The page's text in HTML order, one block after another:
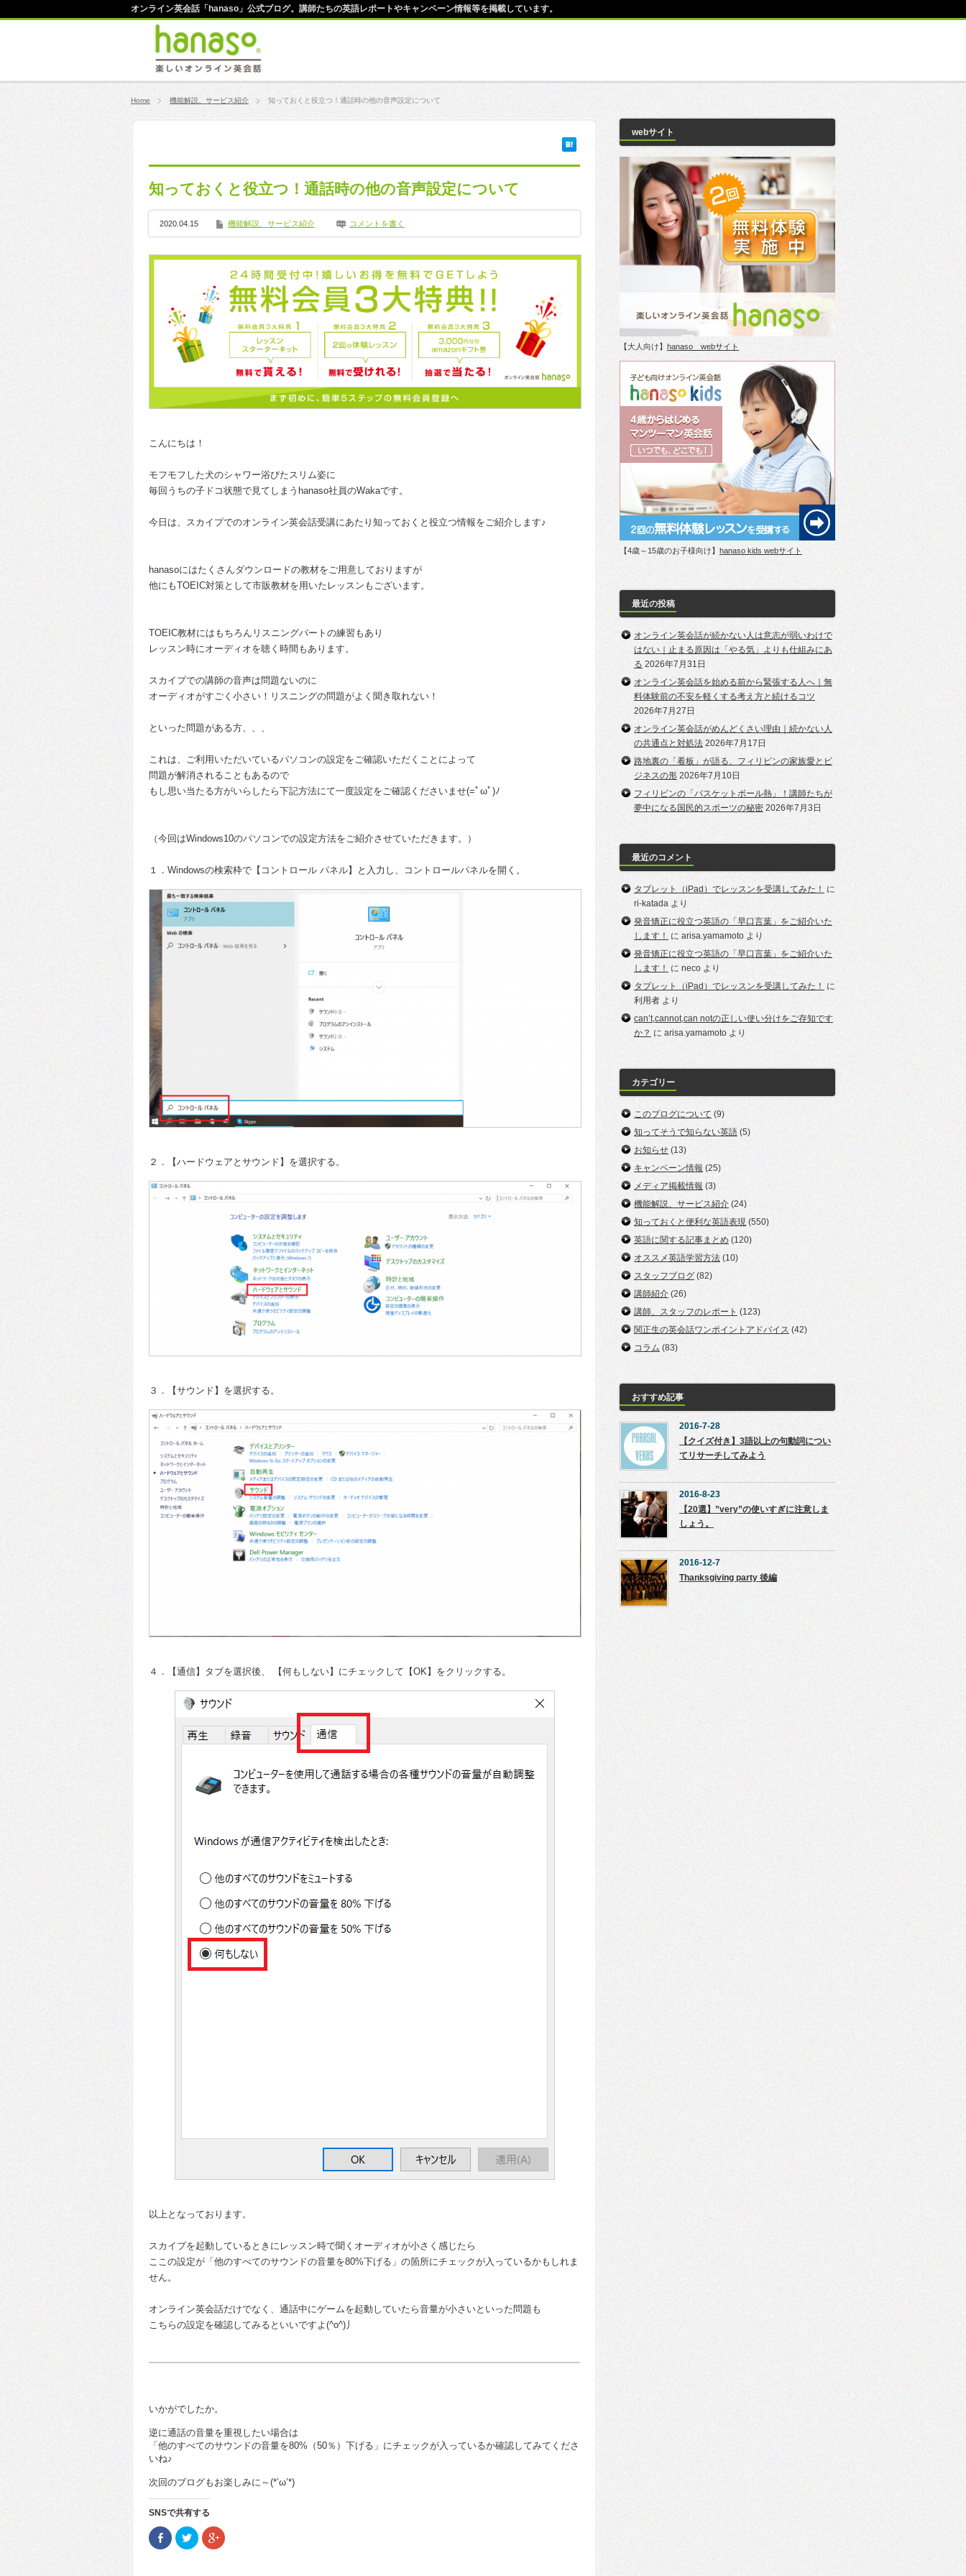
オンライン英会話「hanaso」公式ブログ。講師たちの英語レポートやキャンペーン情報等を掲載しています。
Home 機能解説、サービス紹介 知っておくと役立つ！通話時の他の音声設定について
知っておくと役立つ！通話時の他の音声設定について
2020.04.15 機能解説、サービス紹介 コメントを書く
こんにちは！
モフモフした犬のシャワー浴びたスリム姿に
毎回うちの子ドコ状態で見てしまうhanaso社員のWakaです。
今日は、スカイプでのオンライン英会話受講にあたり知っておくと役立つ情報をご紹介します♪
hanasoにはたくさんダウンロードの教材をご用意しておりますが
他にもTOEIC対策として市販教材を用いたレッスンもございます。
TOEIC教材にはもちろんリスニングパートの練習もあり
レッスン時にオーディオを聴く時間もあります。
スカイプでの講師の音声は問題ないのに
オーディオがすごく小さい！リスニングの問題がよく聞き取れない！
といった問題がある方、、、
これは、ご利用いただいているパソコンの設定をご確認いただくことによって
問題が解消されることもあるので
もし思い当たる方がいらしたら下記方法にて一度設定をご確認くださいませ(=ﾟωﾟ)ﾉ
（今回はWindows10のパソコンでの設定方法をご紹介させていただきます。）
１．Windowsの検索枠で【コントロール パネル】と入力し、コントロールパネルを開く。
２．【ハードウェアとサウンド】を選択する。
３．【サウンド】を選択する。
４．【通信】タブを選択後、 【何もしない】にチェックして【OK】をクリックする。
以上となっております。
スカイプを起動しているときにレッスン時で聞くオーディオが小さく感じたら
ここの設定が「他のすべてのサウンドの音量を80%下げる」の箇所にチェックが入っているかもしれま
せん。
オンライン英会話だけでなく、通話中にゲームを起動していたら音量が小さいといった問題も
こちらの設定を確認してみるといいですよ(^o^)丿
いかがでしたか。
逆に通話の音量を重視したい場合は
「他のすべてのサウンドの音量を80%（50％）下げる」にチェックが入っているか確認してみてくださ
いね♪
次回のブログもお楽しみに～(*’ω’*)
SNSで共有する
Facebook
で
ク
リ
ク
リ
webサイト
【大人向け】 hanaso webサイト
【4歳～15歳のお子様向け】 hanaso kids webサイト
最近の投稿
オンライン英会話が続かない人は意志が弱いわけで
はない｜止まる原因は「やる気」よりも仕組みにあ
る 2026年7月31日
オンライン英会話を始める前から緊張する人へ｜無
料体験前の不安を軽くする考え方と続けるコツ
2026年7月27日
オンライン英会話がめんどくさい理由｜続かない人
の共通点と対処法 2026年7月17日
路地裏の「看板」が語る、フィリピンの家族愛とビ
ジネスの形 2026年7月10日
フィリピンの「バスケットボール熱」！講師たちが
夢中になる国民的スポーツの秘密 2026年7月3日
最近のコメント
タブレット（iPad）でレッスンを受講してみた！
に
ri-katada より
発音矯正に役立つ英語の「早口言葉」をご紹介いた
します！
に arisa.yamamoto より
発音矯正に役立つ英語の「早口言葉」をご紹介いた
します！
に neco より
タブレット（iPad）でレッスンを受講してみた！
に
利用者 より
can’t,cannot,can notの正しい使い分けをご存知です
か？ に arisa.yamamoto より
カテゴリー
このブログについて (9)
知ってそうで知らない英語 (5)
お知らせ (13)
キャンペーン情報 (25)
メディア掲載情報 (3)
機能解説、サービス紹介 (24)
知っておくと便利な英語表現 (550)
英語に関する記事まとめ (120)
オススメ英語学習方法 (10)
スタッフブログ (82)
講師紹介 (26)
講師、スタッフのレポート (123)
関正生の英会話ワンポイントアドバイス (42)
コラム (83)
おすすめ記事
2016-7-28
【クイズ付き】3語以上の句動詞につい
てリサーチしてみよう
2016-8-23
【20選】”very”の使いすぎに注意しま
しょう。
2016-12-7
Thanksgiving party 後編